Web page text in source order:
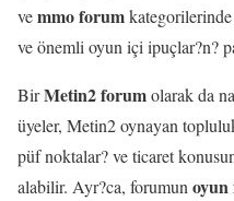
vemmo forum
ve önemli oyun içi ipuçlar?n?
BirMetin2 forumolarak da
üyeler, Metin2 oynayan
püf noktalar? ve ticaret
alabilir. Ayr?ca, forumun